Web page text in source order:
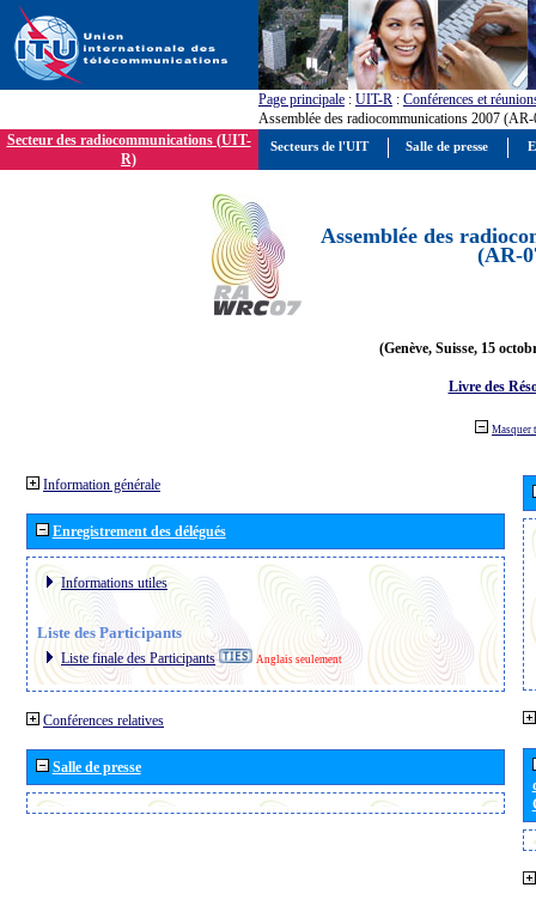
Page principale : UIT-R : Conférences et
Assemblée des radiocommunications 2007
Secteur des radiocommunications (UIT-
R)
Assemblée des
(AR-
(Genève, Suisse, 15
Livre des
Masquer
Information générale
Enregistrement des délégués
Informations utiles
Liste des Participants
Liste finale des Participants Anglais seulement
Conférences relatives
Salle de presse
Secteurs de l'UIT Salle de presse